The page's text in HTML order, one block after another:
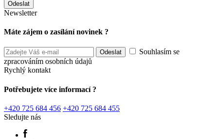
Newsletter
Máte zájem o zasílání novinek ?
Souhlasím se
zpracováním osobních údajů
Rychlý kontakt
Potřebujete více informací ?
+420 725 684 456 +420 725 684 455
Sledujte nás